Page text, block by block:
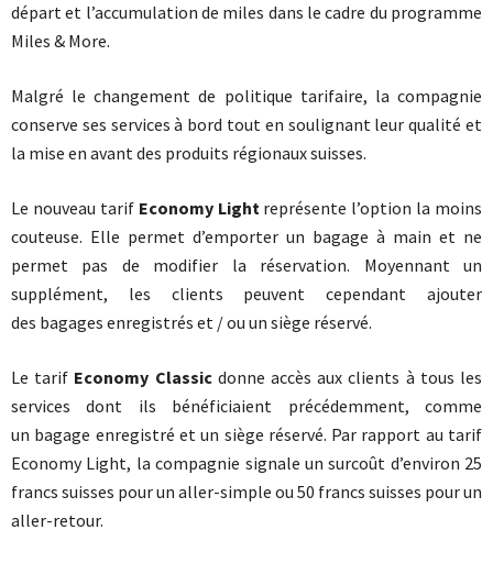
départ et l’accumulation de miles dans le cadre du programme
Miles & More.
Malgré le changement de politique tarifaire, la compagnie
conserve ses services à bord tout en soulignant leur qualité et
la mise en avant des produits régionaux suisses.
Le nouveau tarif Economy Lightreprésente l’option la moins
couteuse. Elle permet d’emporter un bagage à main et ne
permet pas de modifier la réservation. Moyennant un
supplément, les clients peuvent cependant ajouter
des bagages enregistrés et / ou un siège réservé.
Le tarif Economy Classicdonne accès aux clients à tous les
services dont ils bénéficiaient précédemment, comme
un bagage enregistré et un siège réservé. Par rapport au tarif
Economy Light, la compagnie signale un surcoût d’environ 25
francs suisses pour un aller-simple ou 50 francs suisses pour un
aller-retour.